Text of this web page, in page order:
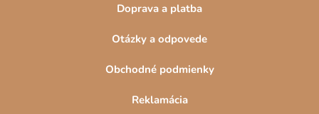
Doprava a platba
Otázky a odpovede
Obchodné podmienky
Reklamácia